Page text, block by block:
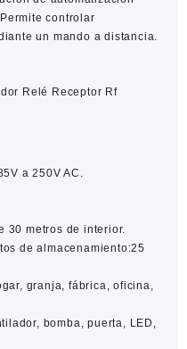
controlar
un mando a distancia.
Relé Receptor Rf
a 250V AC.
30 metros de interior.
de almacenamiento:25
granja, fábrica, oficina,
bomba, puerta, LED,